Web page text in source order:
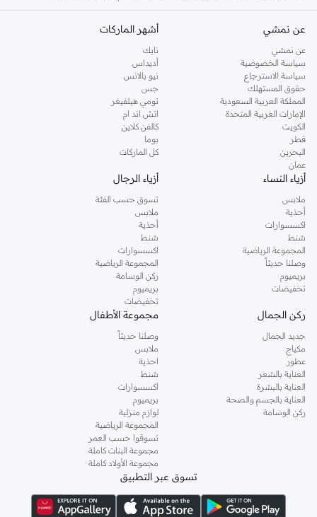
عن نمشي
عن نمشي
سياسة الخصوصية
سياسة الاسترجاع
حقوق المستهلك
المملكة العربية السعودية
الإمارات العربية المتحدة
الكويت
قطر
البحرين
عمان
أشهر الماركات
نايك
أديداس
نيو بالانس
جس
تومي هيلفيغر
اتش اند ام
كالفن كلاين
بوما
كل الماركات
أزياء النساء
ملابس
أحذية
اكسسوارات
شنط
المجموعة الرياضية
وصلنا حديثاً
بريميوم
تخفيضات
أزياء الرجال
تسوق حسب الفئة
ملابس
أحذية
شنط
اكسسوارات
المجموعة الرياضية
ركن الوسامة
بريميوم
تخفيضات
ركن الجمال
جديد الجمال
مكياج
عطور
العناية بالشعر
العناية بالبشرة
العناية بالجسم والصحة
ركن الوسامة
مجموعة الأطفال
وصلنا حديثاً
ملابس
احذية
شنط
اكسسوارات
بريميوم
لوازم منزلية
المجموعة الرياضية
تسوقوا حسب العمر
مجموعة البنات كاملة
مجموعة الأولاد كاملة
تسوق عبر التطبيق